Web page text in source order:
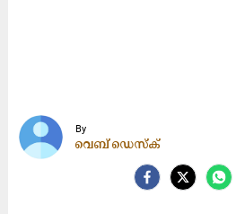
By
വെബ് ഡെസ്ക്